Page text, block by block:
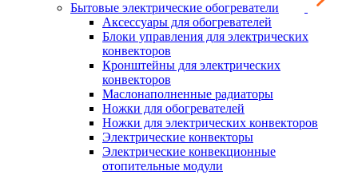
Бытовые электрические обогреватели
Аксессуары для обогревателей
Блоки управления для электрических
конвекторов
Кронштейны для электрических
конвекторов
Маслонаполненные радиаторы
Ножки для обогревателей
Ножки для электрических конвекторов
Электрические конвекторы
Электрические конвекционные
отопительные модули